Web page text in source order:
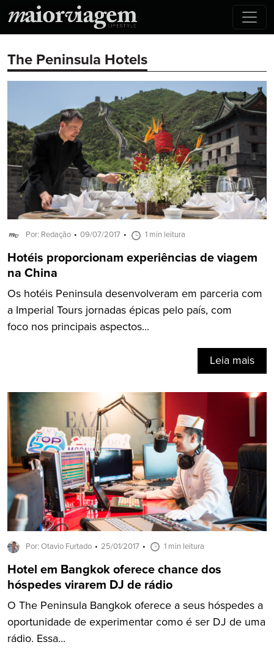
The Peninsula Hotels
Por: Redação 09/07/2017 1 min leitura
Hotéis proporcionam experiências de viagem
na China
Os hotéis Peninsula desenvolveram em parceria com
a Imperial Tours jornadas épicas pelo país, com
foco nos principais aspectos...
Leia mais
Por: Otavio Furtado 25/01/2017 1 min leitura
Hotel em Bangkok oferece chance dos
hóspedes virarem DJ de rádio
O The Peninsula Bangkok oferece a seus hóspedes a
oportunidade de experimentar como é ser DJ de uma
rádio. Essa...